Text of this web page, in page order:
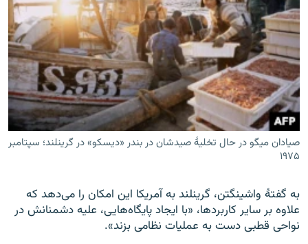
صیادان میگو در حال تخلیۀ صیدشان در بندر «دیسکو» در گرینلند؛ سپتامبر
۱۹۷۵
به گفتۀ واشینگتن، گرینلند به آمریکا این امکان را می‌دهد که
علاوه بر سایر کاربردها، «با ایجاد پایگاه‌هایی، علیه دشمنانش در
نواحی قطبی دست به عملیات نظامی بزند».